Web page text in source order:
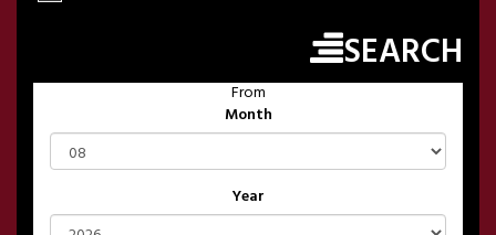
SEARCH
From
Month
Year